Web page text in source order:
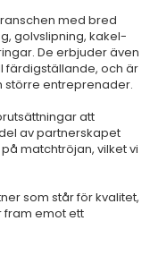
med bred
golvslipning, kakel-
De erbjuder även
färdigställande, och är
större entreprenader.
att
av partnerskapet
matchtröjan, vilket vi
som står för kvalitet,
fram emot ett